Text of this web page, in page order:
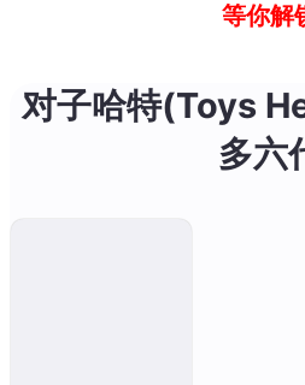
等你解
对子哈特(Toys
多六